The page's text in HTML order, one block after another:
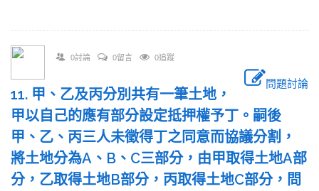
0討論 0留言 0追蹤
問題討論
11. 甲、乙及丙分別共有一筆土地，
甲以自己的應有部分設定抵押權予丁。嗣後
甲、乙、丙三人未徵得丁之同意而協議分割，
將土地分為A、B、C三部分，由甲取得土地A部
分，乙取得土地B部分，丙取得土地C部分，問